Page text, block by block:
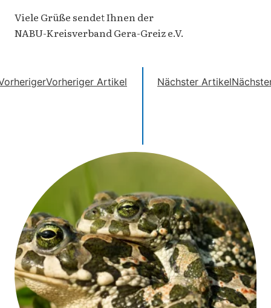
Viele Grüße sendet Ihnen der
NABU-Kreisverband Gera-Greiz e.V.
Vorheriger Artikel Nächster Artikel